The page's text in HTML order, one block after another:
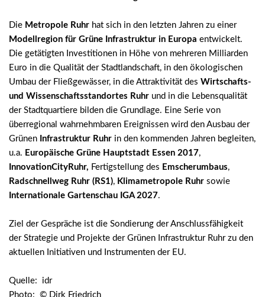
Die Metropole Ruhr hat sich in den letzten Jahren zu einer
Modellregion für Grüne Infrastruktur in Europa entwickelt.
Die getätigten Investitionen in Höhe von mehreren Milliarden
Euro in die Qualität der Stadtlandschaft, in den ökologischen
Umbau der Fließgewässer, in die Attraktivität des Wirtschafts-
und Wissenschaftsstandortes Ruhr und in die Lebensqualität
der Stadtquartiere bilden die Grundlage. Eine Serie von
überregional wahrnehmbaren Ereignissen wird den Ausbau der
Grünen Infrastruktur Ruhr in den kommenden Jahren begleiten,
u.a. Europäische Grüne Hauptstadt Essen 2017,
InnovationCityRuhr, Fertigstellung des Emscherumbaus,
Radschnellweg Ruhr (RS1), Klimametropole Ruhr sowie
Internationale Gartenschau IGA 2027.
Ziel der Gespräche ist die Sondierung der Anschlussfähigkeit
der Strategie und Projekte der Grünen Infrastruktur Ruhr zu den
aktuellen Initiativen und Instrumenten der EU.
Quelle: idr
Photo: © Dirk Friedrich